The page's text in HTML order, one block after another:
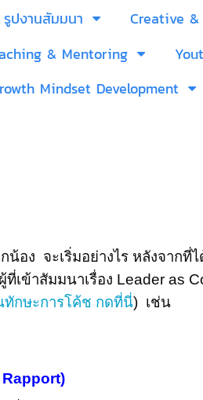
ปงานสัมมนา
Creative
& Mentoring
Mindset Development
ง จะเริ่มอย่างไร หลังจากที่ไ
เข้าสัมมนาเรื่อง Leader as
ทักษะการโค้ช กดที่นี่) เช่น
Rapport)